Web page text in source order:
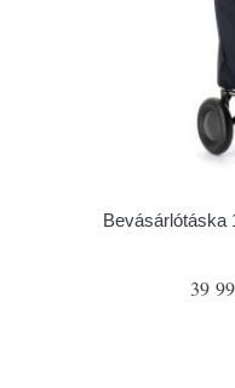
Bevásárlótáska
39